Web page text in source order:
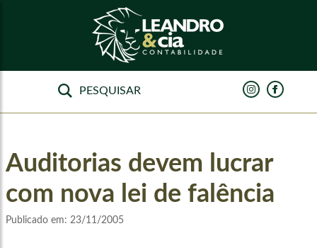
Auditorias devem lucrar
com nova lei de falência
Publicado em: 23/11/2005